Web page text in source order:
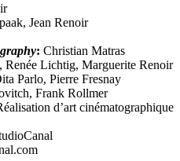
Jean Renoir
: Christian Matras
Renée Lichtig, Marguerite Renoir
Parlo, Pierre Fresnay
Frank Rollmer
d’art cinématographique